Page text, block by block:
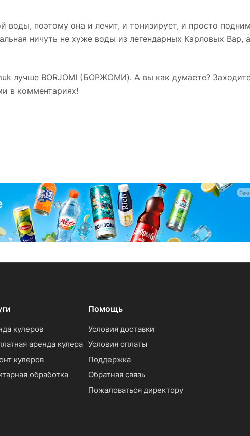
воды, поэтому она и лечит, и тонизирует, и просто
ничуть не хуже воды из легендарных Карловых Вар,
лучше BORJOMI (БОРЖОМИ). А вы как думаете?
в комментариях!
кулеров
аренда кулера
кулеров
обработка
Помощь
Условия доставки
Условия оплаты
Поддержка
Обратная связь
Пожаловаться директору